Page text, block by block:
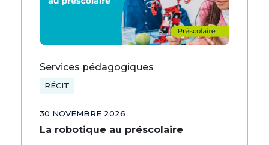
Services pédagogiques
RÉCIT
30 NOVEMBRE 2026
La robotique au préscolaire